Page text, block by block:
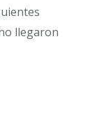
llegaron